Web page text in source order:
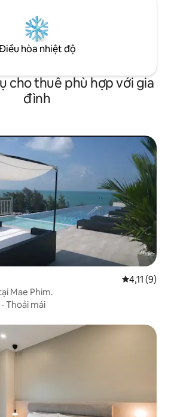
hòa nhiệt độ
cho thuê phù hợp với gia
đình
Xếp hạng
4,11 (9)
Mae Phim.
· Thoải mái